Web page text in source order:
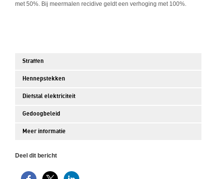
met 50%. Bij meermalen recidive geldt een verhoging met 100%.
Straffen
Hennepstekken
Diefstal elektriciteit
Gedoogbeleid
Meer informatie
Deel dit bericht